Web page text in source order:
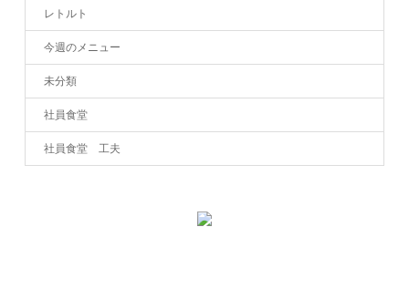
レトルト
今週のメニュー
未分類
社員食堂
社員食堂 工夫